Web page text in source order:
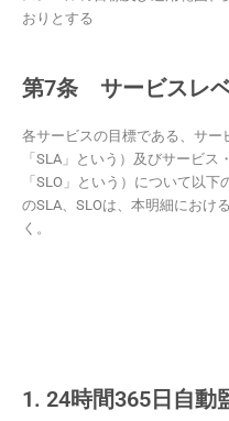
おりとする
第7条 サービスレ
各サービスの目標である、サ
「SLA」という）及びサービ
「SLO」という）について以
のSLA、SLOは、本明細におけ
く。
1. 24時間365日自動